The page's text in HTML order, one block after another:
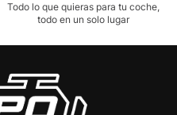
Todo lo que quieras para tu coche,
todo en un solo lugar